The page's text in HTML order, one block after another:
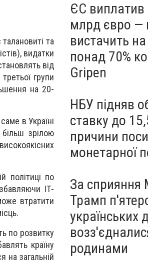
та
видатки
від
групи
на 20-
в Україні
зрілою
політиці по
ІТ-
втратити
по розвитку
країну
на загальній
ЄС виплатив
млрд євро —
вистачить
понад 70%
Gripen
НБУ підняв
ставку до
причини
монетарної
За сприяння
Трамп
українських
родинами